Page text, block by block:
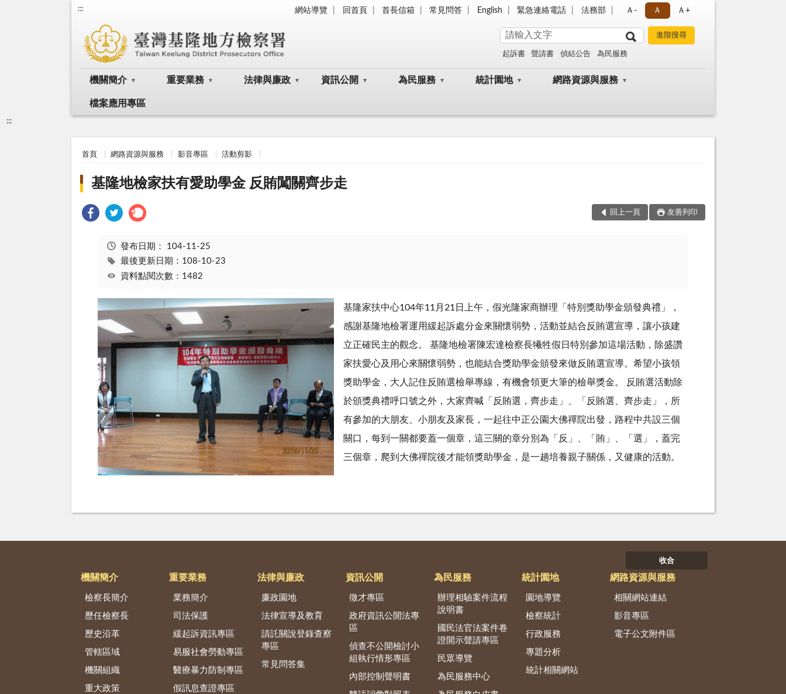
::: 網站導覽 回首頁 首長信箱 常見問答 English 緊急連絡電話 法務部 Ａ- Ａ Ａ+
起訴書 聲請書 偵結公告 為民服務
機關簡介 重要業務 法律與廉政 資訊公開 為民服務 統計園地 網路資源與服務
檔案應用專區
:::
首頁 網路資源與服務 影音專區 活動剪影
基隆地檢家扶有愛助學金 反賄闖關齊步走
回上一頁 友善列印
發布日期： 104-11-25
最後更新日期：108-10-23
資料點閱次數：1482
基隆家扶中心104年11月21日上午，假光隆家商辦理「特別獎助學金頒發典禮」，
感謝基隆地檢署運用緩起訴處分金來關懷弱勢，活動並結合反賄選宣導，讓小孩建
立正確民主的觀念。 基隆地檢署陳宏達檢察長犧牲假日特別參加這場活動，除盛讚
家扶愛心及用心來關懷弱勢，也能結合獎助學金頒發來做反賄選宣導。希望小孩領
獎助學金，大人記住反賄選檢舉專線，有機會領更大筆的檢舉獎金。 反賄選活動除
於頒獎典禮呼口號之外，大家齊喊「反賄選，齊步走」、「反賄選、齊步走」，所
有參加的大朋友、小朋友及家長，一起往中正公園大佛禪院出發，路程中共設三個
關口，每到一關都要蓋一個章，這三關的章分別為「反」、「賄」、「選」，蓋完
三個章，爬到大佛禪院後才能領獎助學金，是一趟培養親子關係，又健康的活動。
收合
機關簡介
檢察長簡介
歷任檢察長
歷史沿革
管轄區域
機關組織
重大政策
重要業務
業務簡介
司法保護
緩起訴資訊專區
易服社會勞動專區
醫療暴力防制專區
假訊息查證專區
法律與廉政
廉政園地
法律宣導及教育
請託關說登錄查察
專區
常見問答集
資訊公開
徵才專區
政府資訊公開法專
區
偵查不公開檢討小
組執行情形專區
內部控制聲明書
為民服務
辦理相驗案件流程
說明書
國民法官法案件卷
證開示聲請專區
民眾導覽
為民服務中心
統計園地
園地導覽
檢察統計
行政服務
專題分析
統計相關網站
網路資源與服務
相關網站連結
影音專區
電子公文附件區